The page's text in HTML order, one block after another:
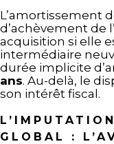
L’amortissement
d’achèvement de
acquisition si elle
intermédiaire
durée implicite
ans. Au-delà, le
son intérêt fiscal.
GLOBAL :